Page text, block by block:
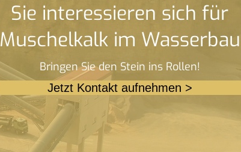
Sie interessieren sich für
Muschelkalk im Wasserbau
Bringen Sie den Stein ins Rollen!
Jetzt Kontakt aufnehmen >